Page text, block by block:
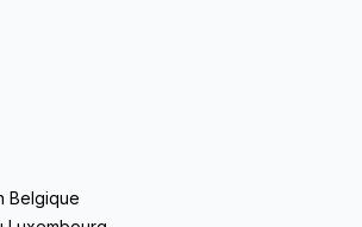
Belgique